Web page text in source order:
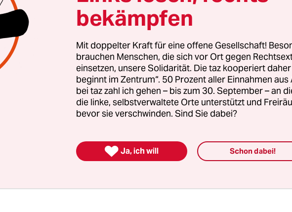
Football League sollte eigentlich ab 1983 den Football-
Zeit zwischen den NFL-Saisons erleichtern. Zwölf
im Frühjahr um die Meisterschaft. Die Liga war als
zum populären Marktführer ausgelegt, nicht als direkte
Sie wurde ein Überraschungserfolg: Durchschnittlich
besuchten die Spiele, die Fernsehsender ABC und
live. Spätere NFL-Legenden wie Quarterback Steve
bekämpfen
Mit doppelter Kraft für eine offene Gesellschaft!
brauchen Menschen, die sich vor Ort gegen
einsetzen, unsere Solidarität. Die taz kooperiert
beginnt im Zentrum“. 50 Prozent aller Einnahmen
bei taz zahl ich gehen – bis zum 30. September – an
die linke, selbstverwaltete Orte unterstützt und
bevor sie verschwinden. Sind Sie dabei?
 Ja, ich will Schon dabei!